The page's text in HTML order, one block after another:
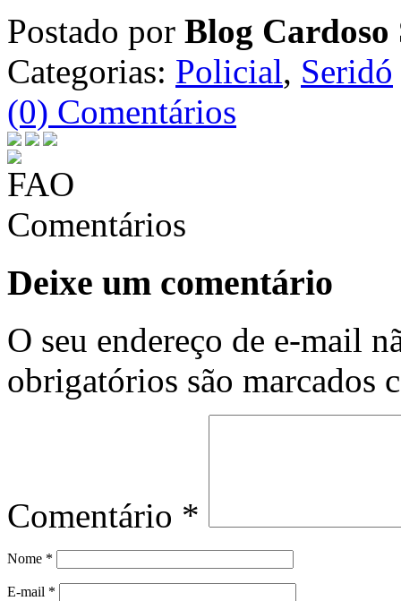
Postado por Blog Cardoso
Categorias: Policial, Seridó
(0) Comentários
Comentários
Deixe um comentário
O seu endereço de e-mail
obrigatórios são marcados
Comentário *
Nome *
E-mail *